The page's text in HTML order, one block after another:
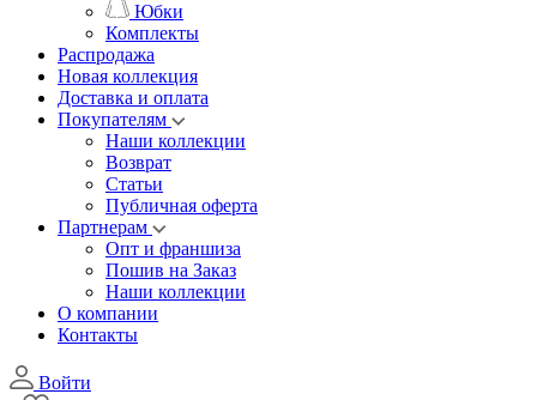
Юбки
Комплекты
Распродажа
Новая коллекция
Доставка и оплата
Покупателям
Наши коллекции
Возврат
Статьи
Публичная оферта
Партнерам
Опт и франшиза
Пошив на Заказ
Наши коллекции
О компании
Контакты
Войти